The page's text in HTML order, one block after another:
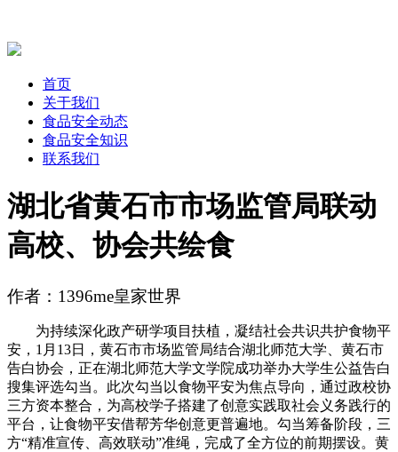
首页
关于我们
食品安全动态
食品安全知识
联系我们
湖北省黄石市市场监管局联动
高校、协会共绘食
作者：1396me皇家世界
为持续深化政产研学项目扶植，凝结社会共识共护食物平
安，1月13日，黄石市市场监管局结合湖北师范大学、黄石市
告白协会，正在湖北师范大学文学院成功举办大学生公益告白
搜集评选勾当。此次勾当以食物平安为焦点导向，通过政校协
三方资本整合，为高校学子搭建了创意实践取社会义务践行的
平台，让食物平安借帮芳华创意更普遍地。勾当筹备阶段，三
方“精准宣传、高效联动”准绳，完成了全方位的前期摆设。黄